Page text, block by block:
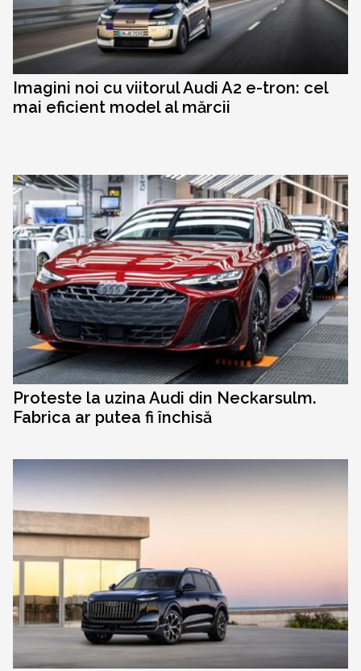
Imagini noi cu viitorul Audi A2 e-tron: cel
mai eficient model al mărcii
Proteste la uzina Audi din Neckarsulm.
Fabrica ar putea fi închisă